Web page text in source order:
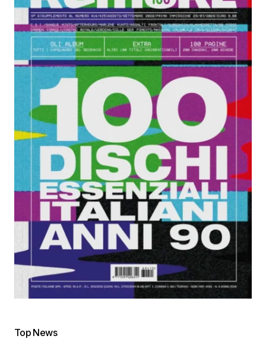
Top News